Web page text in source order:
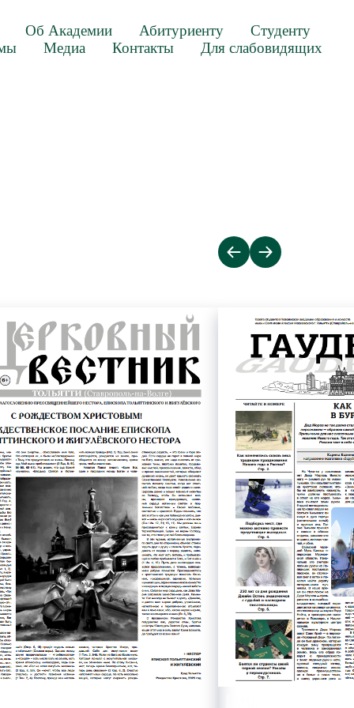
Об Академии Абитуриенту
Студенту
Медиа Контакты Для слабовидящих